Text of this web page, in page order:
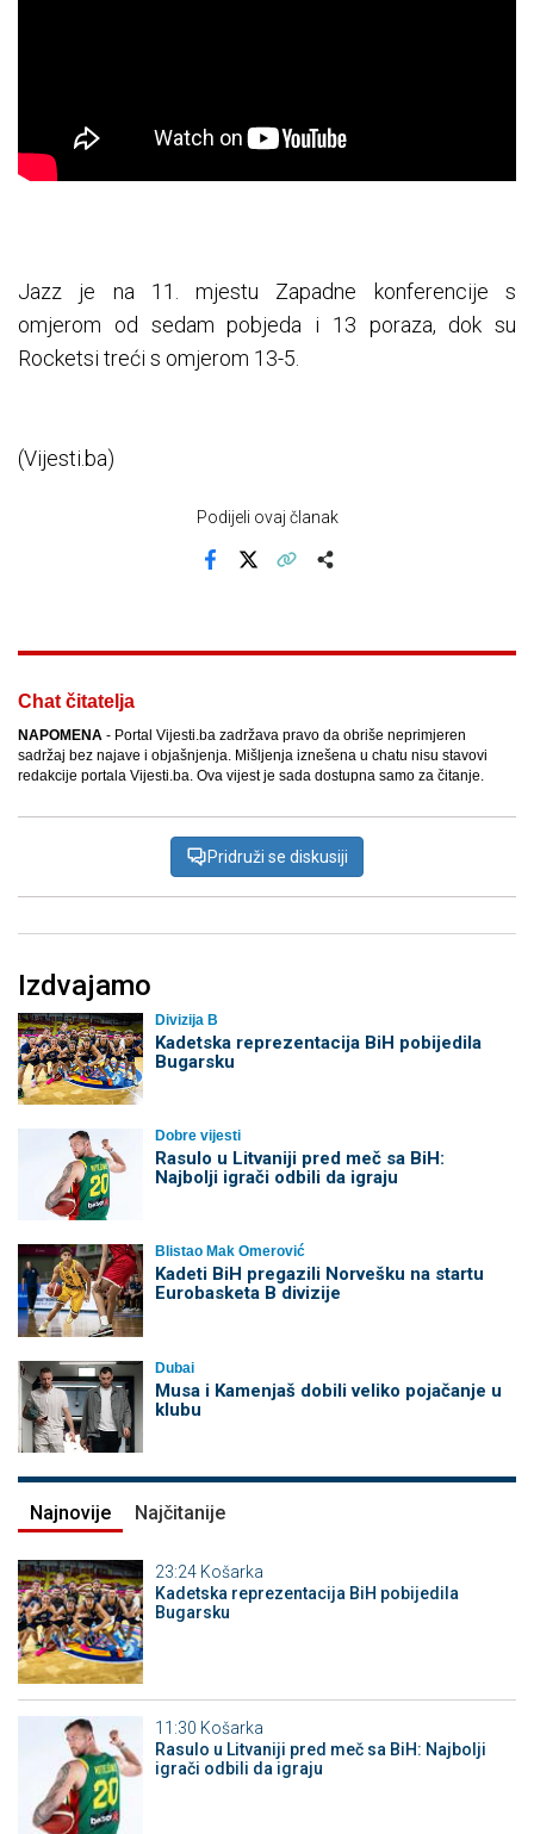
Jazz je na 11. mjestu Zapadne konferencije s
omjerom od sedam pobjeda i 13 poraza, dok su
Rocketsi treći s omjerom 13-5.
(Vijesti.ba)
Podijeli ovaj članak
Chat čitatelja
NAPOMENA - Portal Vijesti.ba zadržava pravo da obriše neprimjeren
sadržaj bez najave i objašnjenja. Mišljenja iznešena u chatu nisu stavovi
redakcije portala Vijesti.ba. Ova vijest je sada dostupna samo za čitanje.
Pridruži se diskusiji
Izdvajamo
Divizija B
Kadetska reprezentacija BiH pobijedila
Bugarsku
Dobre vijesti
Rasulo u Litvaniji pred meč sa BiH:
Najbolji igrači odbili da igraju
Blistao Mak Omerović
Kadeti BiH pregazili Norvešku na startu
Eurobasketa B divizije
Dubai
Musa i Kamenjaš dobili veliko pojačanje u
klubu
Najnovije Najčitanije
23:24 Košarka
Kadetska reprezentacija BiH pobijedila
Bugarsku
11:30 Košarka
Rasulo u Litvaniji pred meč sa BiH: Najbolji
igrači odbili da igraju